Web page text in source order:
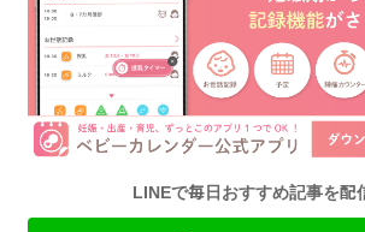
LINEで毎日おすすめ記事を配